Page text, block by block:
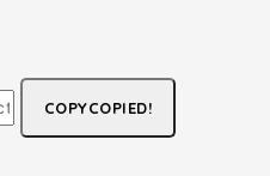
COPYCOPIED!